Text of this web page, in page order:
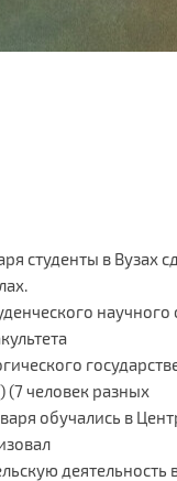
студенты в Вузах
(7 человек разных
обучались в
деятельность